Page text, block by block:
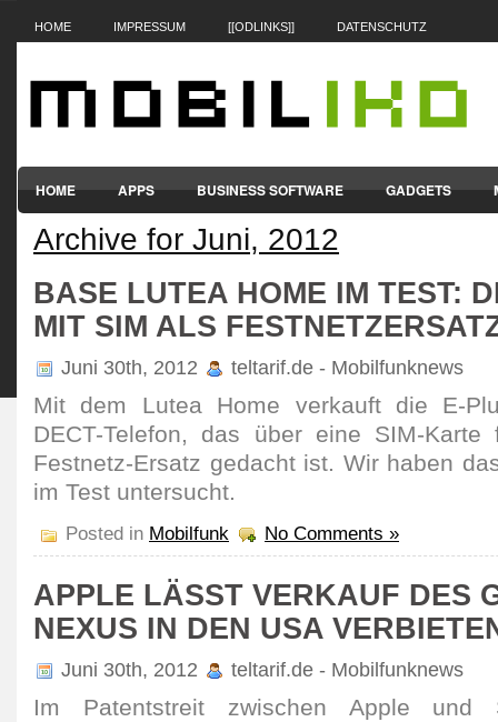
HOME IMPRESSUM [[ODLINKS]] DATENSCHUTZ
HOME APPS BUSINESS SOFTWARE GADGETS
SMARTPHONES & HANDYS TABLET-PCS
Archive for Juni, 2012
BASE LUTEA HOME IM TEST:
MIT SIM ALS
Juni 30th, 2012 teltarif.de - Mobilfunknews
Mit dem Lutea Home verkauft die E-
DECT-Telefon, das über eine SIM-
Festnetz-Ersatz gedacht ist. Wir haben
im Test untersucht.
Posted in Mobilfunk No Comments »
APPLE LÄSST VERKAUF DES
NEXUS IN DEN USA
Juni 30th, 2012 teltarif.de - Mobilfunknews
Im Patentstreit zwischen Apple und